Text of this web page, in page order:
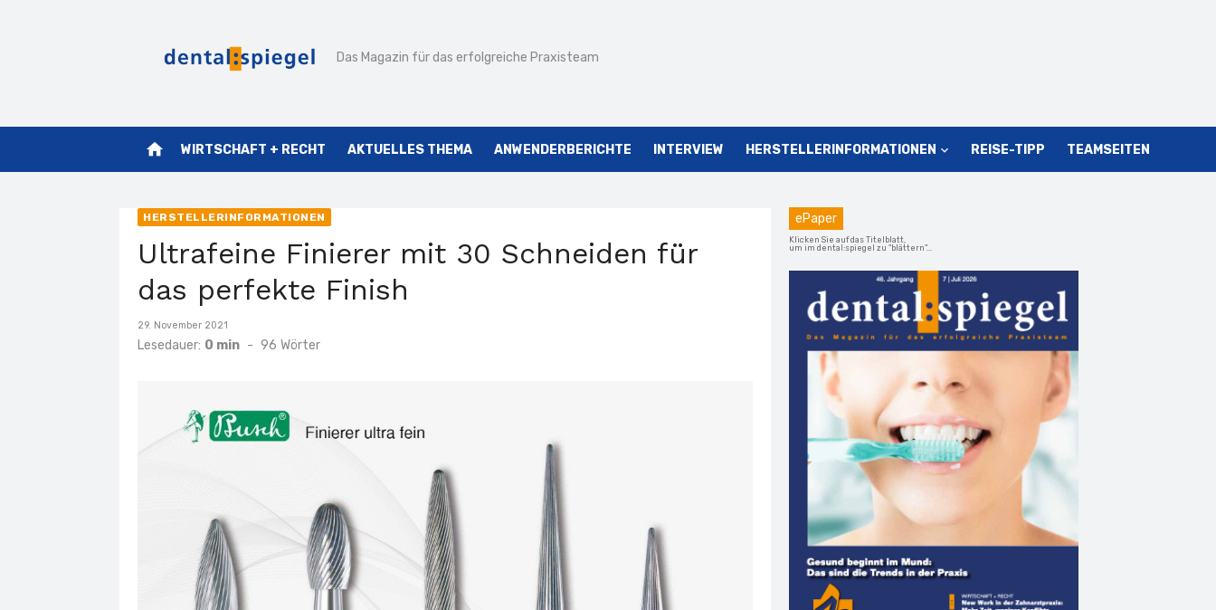
Das Magazin für das erfolgreiche Praxisteam
home WIRTSCHAFT + RECHT AKTUELLES THEMA ANWENDERBERICHTE INTERVIEW HERSTELLERINFORMATIONEN REISE-TIPP TEAMSEITEN
HERSTELLERINFORMATIONEN
Ultrafeine Finierer mit 30 Schneiden für
das perfekte Finish
Veröffentlicht
am
29. November 2021
Lesedauer: 0 min - 96 Wörter
ePaper
Klicken Sie auf das Titelblatt,
um im dental:spiegel zu "blättern"...